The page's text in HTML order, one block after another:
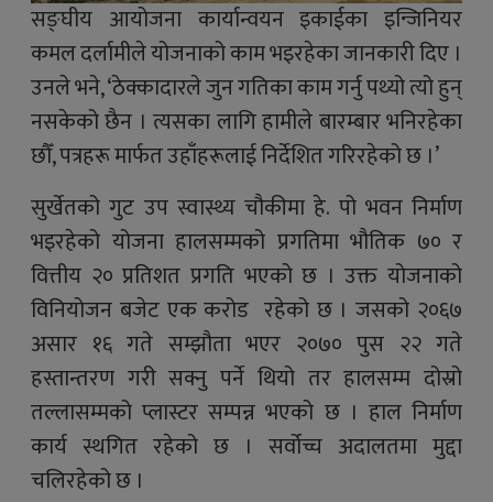
सङ्घीय आयोजना कार्यान्वयन इकाईका इन्जिनियर
कमल दर्लामीले योजनाको काम भइरहेका जानकारी दिए ।
उनले भने, ‘ठेक्कादारले जुन गतिका काम गर्नु पथ्यो त्यो हुन्
नसकेको छैन । त्यसका लागि हामीले बारम्बार भनिरहेका
छौँ, पत्रहरू मार्फत उहाँहरूलाई निर्देशित गरिरहेको छ ।’
सुर्खेतको गुट उप स्वास्थ्य चौकीमा हे. पो भवन निर्माण
भइरहेको योजना हालसम्मको प्रगतिमा भौतिक ७० र
वित्तीय २० प्रतिशत प्रगति भएको छ । उक्त योजनाको
विनियोजन बजेट एक करोड रहेको छ । जसको २०६७
असार १६ गते सम्झौता भएर २०७० पुस २२ गते
हस्तान्तरण गरी सक्नु पर्ने थियो तर हालसम्म दोस्रो
तल्लासम्मको प्लास्टर सम्पन्न भएको छ । हाल निर्माण
कार्य स्थगित रहेको छ । सर्वोच्च अदालतमा मुद्दा
चलिरहेको छ ।